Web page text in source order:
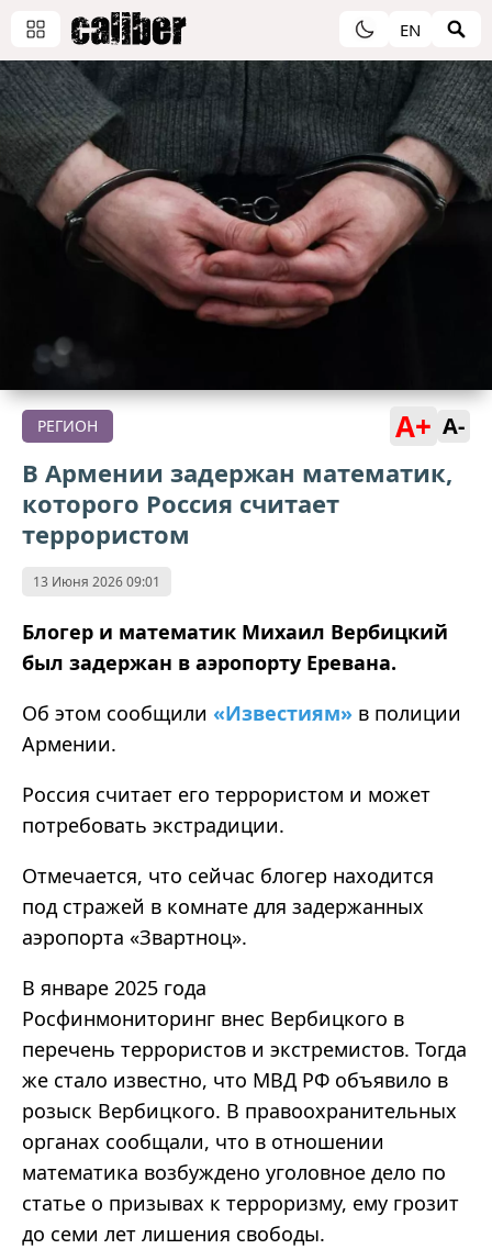
EN
РЕГИОН A+ A-
В Армении задержан математик,
которого Россия считает
террористом
13 Июня 2026 09:01
Блогер и математик Михаил Вербицкий
был задержан в аэропорту Еревана.
Об этом сообщили «Известиям» в полиции
Армении.
Россия считает его террористом и может
потребовать экстрадиции.
Отмечается, что сейчас блогер находится
под стражей в комнате для задержанных
аэропорта «Звартноц».
В январе 2025 года
Росфинмониторинг внес Вербицкого в
перечень террористов и экстремистов. Тогда
же стало известно, что МВД РФ объявило в
розыск Вербицкого. В правоохранительных
органах сообщали, что в отношении
математика возбуждено уголовное дело по
статье о призывах к терроризму, ему грозит
до семи лет лишения свободы.